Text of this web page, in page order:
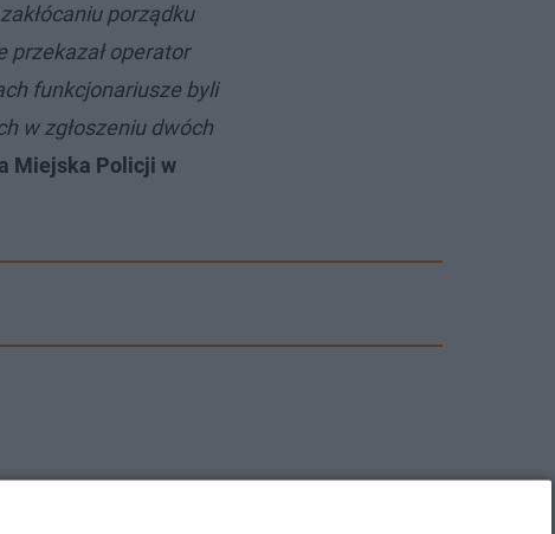
porządku
przekazał operator
funkcjonariusze byli
w zgłoszeniu dwóch
Miejska Policji w